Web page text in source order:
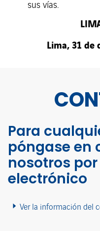
sus vías.
Lima, 31 de
Para
póngase en
nosotros
electrónico
Ver la información del